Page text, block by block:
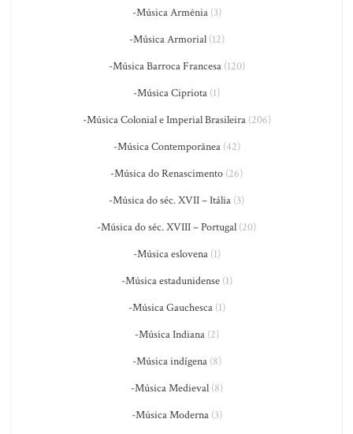
-Música Armênia(3)
-Música Armorial(12)
-Música Barroca Francesa(120)
-Música Cipriota (1)
-Música Colonial e Imperial Brasileira(206)
-Música Contemporânea(42)
-Música do Renascimento (26)
-Música do séc. XVII – Itália (3)
-Música do séc. XVIII – Portugal (20)
-Música eslovena(1)
-Música estadunidense(1)
-Música Gauchesca(1)
-Música Indiana(2)
-Música indígena(8)
-Música Medieval(8)
-Música Moderna(3)